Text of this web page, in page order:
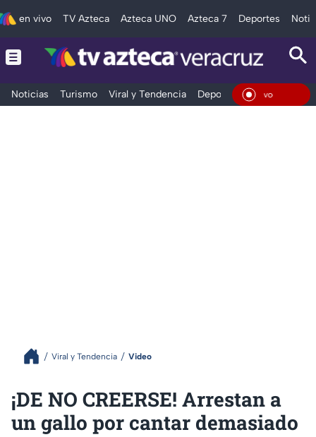
en vivo TV Azteca Azteca UNO Azteca 7 Deportes
Noticias Turismo Viral y Tendencia Deportes Espectáculos
En Vivo
Viral y Tendencia Video
¡DE NO CREERSE! Arrestan a
un gallo por cantar demasiado